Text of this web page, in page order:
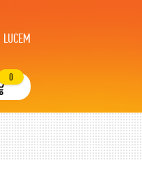
LUCEM
0